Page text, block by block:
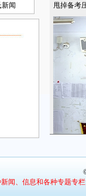
新闻
甩掉备考
闻、信息和各种专题专